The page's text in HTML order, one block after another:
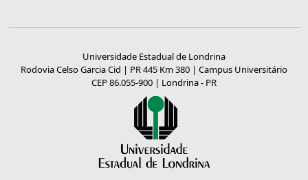
Universidade Estadual de Londrina
Rodovia Celso Garcia Cid | PR 445 Km 380 | Campus Universitário
CEP 86.055-900 | Londrina - PR